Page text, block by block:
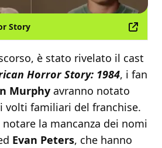
Story
è stato rivelato il cast
Horror Story: 1984, i fan
Murphy avranno notato
volti familiari del franchise.
la mancanza dei nomi
Evan Peters, che hanno